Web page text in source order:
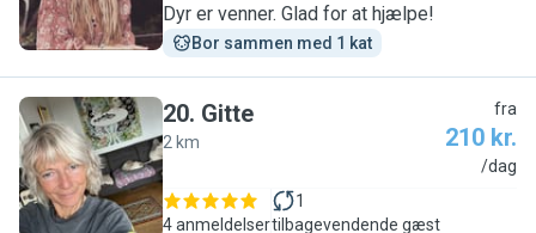
Dyr er venner. Glad for at hjælpe!
Bor sammen med 1 kat
G
20. Gitte
2 km
fra
210 kr.
/dag
4 anmeldelser
1
tilbagevendende gæst